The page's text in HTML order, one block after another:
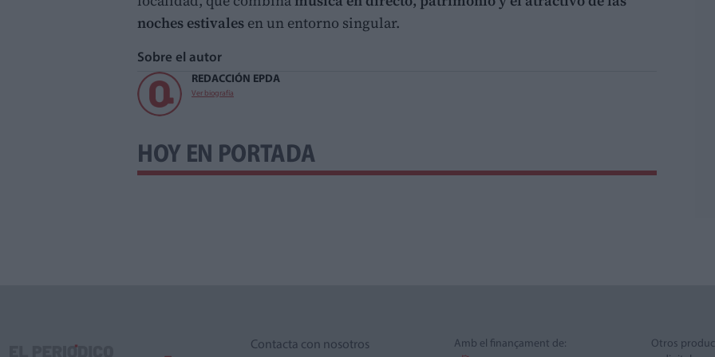
noches estivales en un entorno singular.
Sobre el autor
REDACCIÓN EPDA
Ver biografía
HOY EN PORTADA
Contacta con nosotros
Amb el finançament de:
Otros